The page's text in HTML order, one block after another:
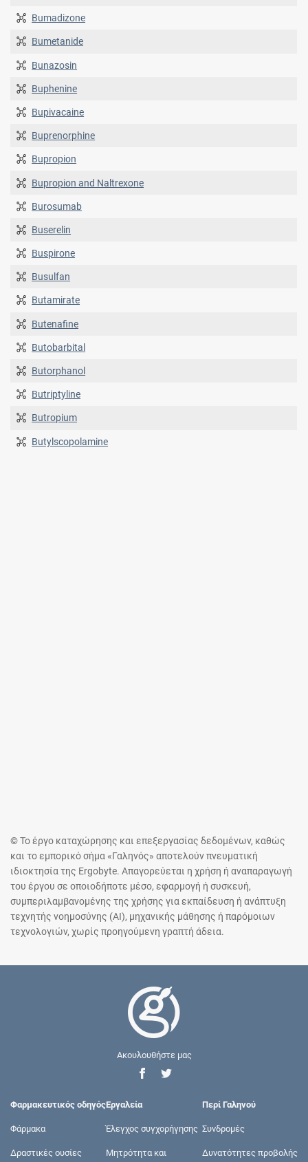
Bumadizone
Bumetanide
Bunazosin
Buphenine
Bupivacaine
Buprenorphine
Bupropion
Bupropion and Naltrexone
Burosumab
Buserelin
Buspirone
Busulfan
Butamirate
Butenafine
Butobarbital
Butorphanol
Butriptyline
Butropium
Butylscopolamine
© Το έργο καταχώρησης και επεξεργασίας δεδομένων, καθώς
και το εμπορικό σήμα «Γαληνός» αποτελούν πνευματική
ιδιοκτησία της Ergobyte. Απαγορεύεται η χρήση ή αναπαραγωγή
του έργου σε οποιοδήποτε μέσο, εφαρμογή ή συσκευή,
συμπεριλαμβανομένης της χρήσης για εκπαίδευση ή ανάπτυξη
τεχνητής νοημοσύνης (AI), μηχανικής μάθησης ή παρόμοιων
τεχνολογιών, χωρίς προηγούμενη γραπτή άδεια.
Ακουλουθήστε μας
Φαρμακευτικός οδηγός
Φάρμακα
Δραστικές ουσίες
Εργαλεία
Έλεγχος συγχορήγησης
Μητρότητα και
Περί Γαληνού
Συνδρομές
Δυνατότητες προβολής